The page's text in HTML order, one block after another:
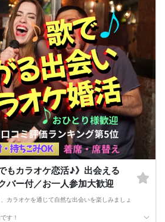
ゼント
ださい。
ja/性格タイプ
良いタイプ」などをきっかけに、初対面でも自
ア」内
ネス目的の参加禁止
もカラオケ恋活♪》出会える
バー付／お一人参加大歓迎
カラオケを通じて自然な出会いを楽しみましょ
す！